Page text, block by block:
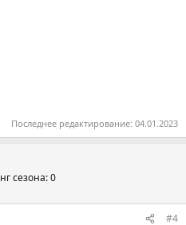
Последнее редактирование: 04.01.2023
сезона: 0
#4